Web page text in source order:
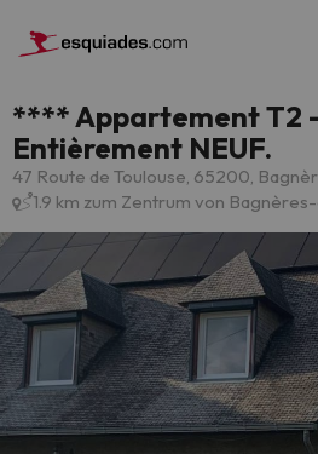
**** Appartement T2
Entièrement NEUF.
47 Route de Toulouse, 65200,
1.9 km zum Zentrum von